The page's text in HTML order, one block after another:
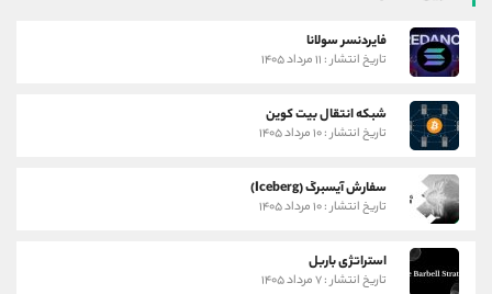
فایردنسر سولانا
تاریخ انتشار : ۱۱ مرداد ۱۴۰۵
شبکه انتقال بیت کوین
تاریخ انتشار : ۱۰ مرداد ۱۴۰۵
سفارش آیسبرگ (Iceberg)
تاریخ انتشار : ۱۰ مرداد ۱۴۰۵
استراتژی باربل
تاریخ انتشار : ۷ مرداد ۱۴۰۵